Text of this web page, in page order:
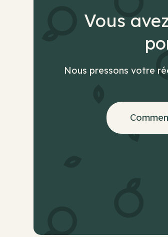
Vous
Nous pressons votre